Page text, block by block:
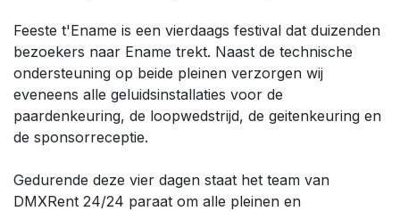
Feeste t'Ename is een vierdaags festival dat duizenden
bezoekers naar Ename trekt. Naast de technische
ondersteuning op beide pleinen verzorgen wij
eveneens alle geluidsinstallaties voor de
paardenkeuring, de loopwedstrijd, de geitenkeuring en
de sponsor­receptie.
Gedurende deze vier dagen staat het team van
DMXRent 24/24 paraat om alle pleinen en